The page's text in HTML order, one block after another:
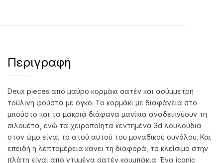
Περιγραφή
Deux pieces από μαύρο κορμάκι σατέν και ασύμμετρη
τούλινη φούστα με όγκο. Το κορμάκι με διαφάνεια στο
μπούστο και τα μακριά διάφανα μανίκια αναδεικνύουν τη
σιλουέτα, ενώ τα χειροποίητα κεντημένα 3d λουλούδια
στον ώμο είναι το ατού αυτού του μοναδικού συνόλου. Και
επειδή η λεπτομέρεια κάνει τη διαφορά, το κλείσιμο στην
πλάτη είναι από ντυμένα σατέν κουμπάκια. Ένα iconic